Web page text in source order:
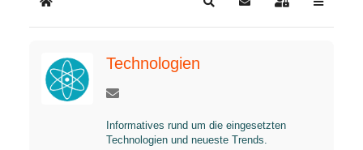
Home SearchUpdates abonnieren
Sign In
Technologien
Informatives rund um die eingesetzten
Technologien und neueste Trends.